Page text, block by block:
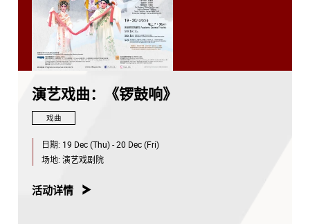
演艺戏曲：《锣鼓响》
戏曲
日期: 19 Dec (Thu) - 20 Dec (Fri)
场地: 演艺戏剧院
活动详情